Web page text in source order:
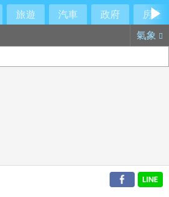
旅遊 汽車 政府
房產
氣象